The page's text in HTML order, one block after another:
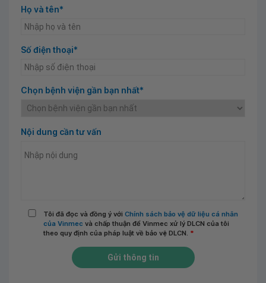
Họ và tên*
Số điện thoại*
Chọn bệnh viện gần bạn nhất*
Nội dung cần tư vấn
Tôi đã đọc và đồng ý với Chính sách bảo vệ dữ liệu cá nhân
của Vinmec và chấp thuận để Vinmec xử lý DLCN của tôi
theo quy định của pháp luật về bảo vệ DLCN. *
Gửi thông tin